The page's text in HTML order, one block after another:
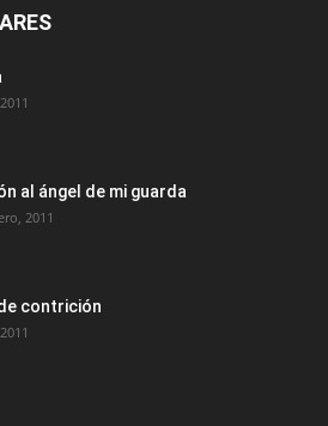
al ángel de mi guarda
2011
contrición